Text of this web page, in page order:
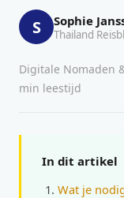
S Sophie
Thailand
Digitale Nomaden
min leestijd
In dit artikel
Wat je